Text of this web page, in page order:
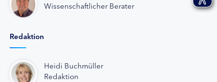
Wissenschaftlicher Berater
Redaktion
Heidi Buchmüller
Redaktion